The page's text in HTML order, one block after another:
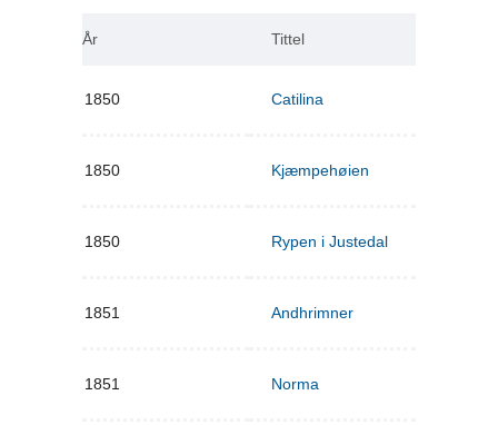
År Tittel
1850 Catilina
1850 Kjæmpehøien
1850 Rypen i Justedal
1851 Andhrimner
1851 Norma